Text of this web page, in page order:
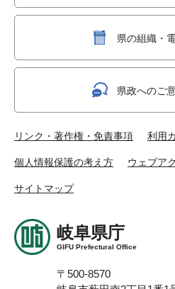
県の組織・
県政へのご
リンク・著作権・免責事項 利用
個人情報保護の考え方 ウェブア
サイトマップ
岐阜県庁
GIFU Prefectural Office
〒500-8570